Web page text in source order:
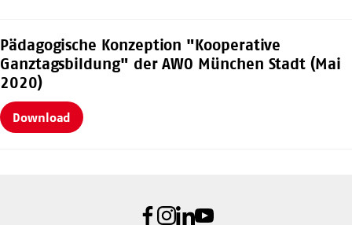
Pädagogische Konzeption "Kooperative
Ganztagsbildung" der AWO München Stadt (Mai
2020)
Download
Facebook
Instagram
LinkedIn
Youtube